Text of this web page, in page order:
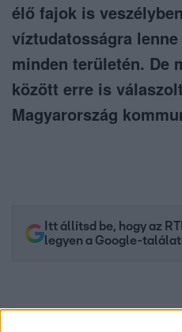
élő fajok is
víztudatosságra
minden területén. De
között erre is
Magyarország
Itt állítsd be, hogy az
legyen a Google-